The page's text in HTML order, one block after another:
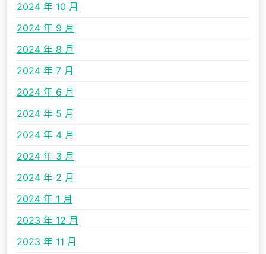
2024 年 10 月
2024 年 9 月
2024 年 8 月
2024 年 7 月
2024 年 6 月
2024 年 5 月
2024 年 4 月
2024 年 3 月
2024 年 2 月
2024 年 1 月
2023 年 12 月
2023 年 11 月